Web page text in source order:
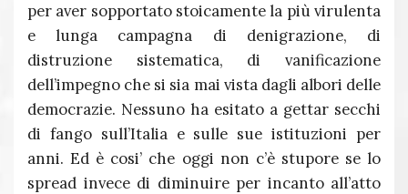
per aver sopportato stoicamente la più virulenta
e lunga campagna di denigrazione, di
distruzione sistematica, di vanificazione
dell’impegno che si sia mai vista dagli albori delle
democrazie. Nessuno ha esitato a gettar secchi
di fango sull’Italia e sulle sue istituzioni per
anni. Ed è cosi’ che oggi non c’è stupore se lo
spread invece di diminuire per incanto all’atto